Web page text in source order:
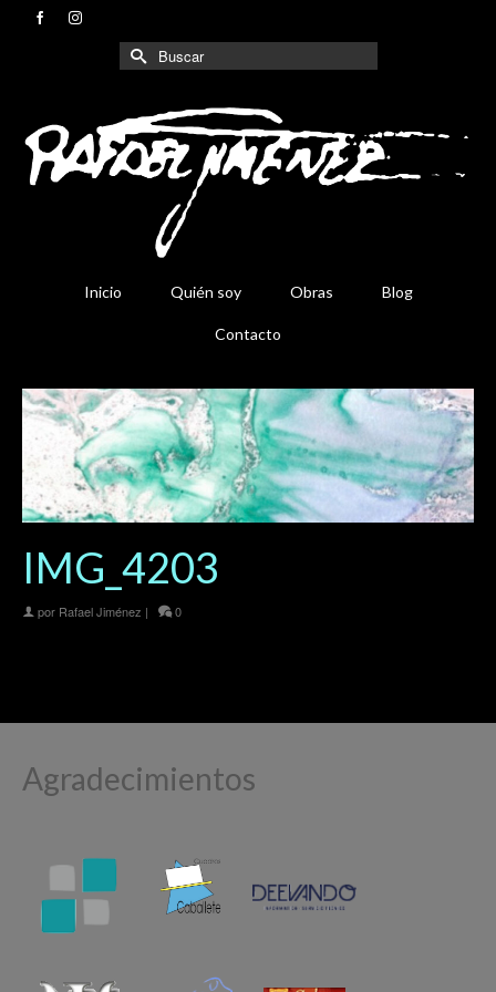
Buscar
por:
Inicio Quién soy Obras Blog
Contacto
IMG_4203
por Rafael Jiménez | 0
Agradecimientos